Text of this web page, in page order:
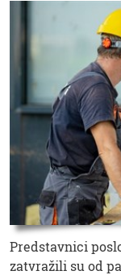
Predstavnici
zatvražili su od